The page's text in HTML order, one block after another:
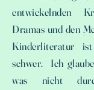
entwickelnden
Dramas und den
Kinderliteratur
schwer. Ich
was nicht